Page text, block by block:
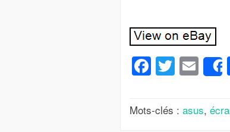
Twitter
Mots-clés : asus,